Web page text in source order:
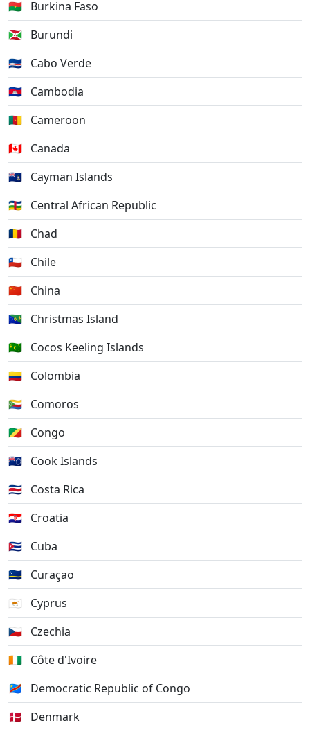
🇧🇫 Burkina Faso
🇧🇮 Burundi
🇨🇻 Cabo Verde
🇰🇭 Cambodia
🇨🇲 Cameroon
🇨🇦 Canada
🇰🇾 Cayman Islands
🇨🇫 Central African Republic
🇹🇩 Chad
🇨🇱 Chile
🇨🇳 China
🇨🇽 Christmas Island
🇨🇨 Cocos Keeling Islands
🇨🇴 Colombia
🇰🇲 Comoros
🇨🇬 Congo
🇨🇰 Cook Islands
🇨🇷 Costa Rica
🇭🇷 Croatia
🇨🇺 Cuba
🇨🇼 Curaçao
🇨🇾
Cyprus
🇨🇿 Czechia
🇨🇮 Côte d'Ivoire
🇨🇩
Democratic Republic of Congo
🇩🇰
Denmark